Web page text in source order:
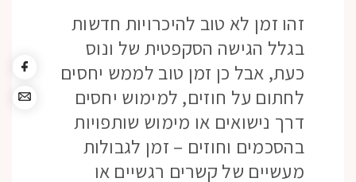
זהו זמן לא טוב להיכרויות חדשות
בגלל הגישה הסקפטית של ונוס
כעת, אבל כן זמן טוב לממש יחסים
לחתום על חוזים, למימוש יחסים
דרך נישואים או מימוש שותפויות
בהסכמים וחוזים – זמן לגבולות
מעשיים של קשרים רגשיים או